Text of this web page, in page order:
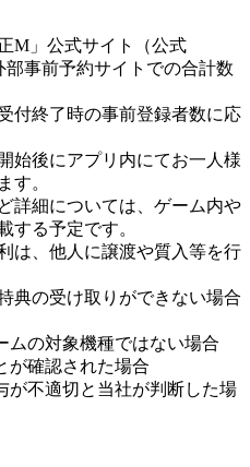
M」公式サイト（公式
事前予約サイトでの合計数
付終了時の事前登録者数に応
始後にアプリ内にてお一人様
す。
詳細については、ゲーム内や
する予定です。
は、他人に譲渡や質入等を行
典の受け取りができない場合
ムの対象機種ではない場合
が確認された場合
が不適切と当社が判断した場